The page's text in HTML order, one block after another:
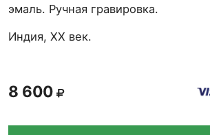
эмаль. Ручная гравировка.
Индия, XX век.
8 600